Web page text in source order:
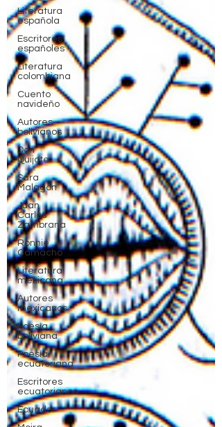
Literatura
española
Escritores
españoles
Literatura
colombiana
Cuento
navideño
Autores
bolivianos
Don
Quijote
Sara
Malagón
Juan
Carlos
Zambrana
Ronnie
Camacho
Literatura
mexicana
Autores
mexicanos
Poesía
boliviana
Poesía
ecuatoriana
Escritores
ecuatorianos
Ecuador